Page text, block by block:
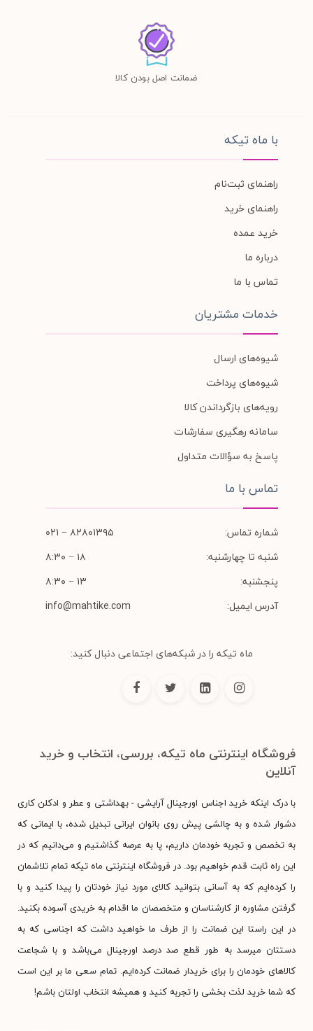
ضمانت اصل بودن کالا
با ماه تیکه
راهنمای ثبت‌نام
راهنمای خرید
خرید عمده
درباره ما
تماس با ما
خدمات مشتریان
شیوه‌های ارسال
شیوه‌های پرداخت
رویه‌های بازگرداندن کالا
سامانه رهگیری سفارشات
پاسخ به سؤالات متداول
تماس با ما
شماره تماس:
۸۲۸۰۱۳۹۵ − ۰۲۱
شنبه تا چهارشنبه:
۱۸ − ۸:۳۰
پنجشنبه:
۱۳ − ۸:۳۰
آدرس ایمیل:
info@mahtike.com
ماه تیکه را در شبکه‌های اجتماعی دنبال کنید:
فروشگاه اینترنتی ماه تیکه، بررسی، انتخاب و خرید
آنلاین
با درک اینکه خرید اجناس اورجینال آرایشی - بهداشتی و عطر و ادکلن کاری
دشوار شده و به چالشی پیش روی بانوان ایرانی تبدیل شده، با ایمانی که
به تخصص و تجربه خودمان داریم، پا به عرصه گذاشتیم و می‌دانیم که در
این راه ثابت قدم خواهیم بود. در فروشگاه اینترنتی ماه تیکه تمام تلاشمان
را کرده‌ایم که به آسانی بتوانید کالای مورد نیاز خودتان را پیدا کنید و با
گرفتن مشاوره از کارشناسان و متخصصان ما اقدام به خریدی آسوده بکنید.
در این راستا این ضمانت را از طرف ما خواهید داشت که اجناسی که به
دستتان میرسد به طور قطع صد درصد اورجینال می‌باشد و با شجاعت
کالاهای خودمان را برای خریدار ضمانت کرده‌ایم. تمام سعی ما بر این است
که شما خرید لذت بخشی را تجربه کنید و همیشه انتخاب اولتان باشم!